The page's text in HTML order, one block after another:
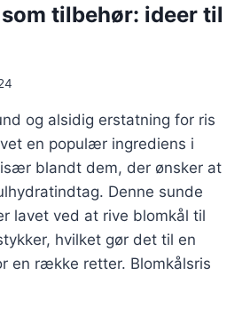
tilbehør: ideer til
og alsidig erstatning for ris
en populær ingrediens i
blandt dem, der ønsker at
Denne sunde
lavet ved at rive blomkål til
hvilket gør det til en
en række retter. Blomkålsris